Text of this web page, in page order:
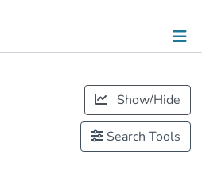
Show/Hide
Search Tools